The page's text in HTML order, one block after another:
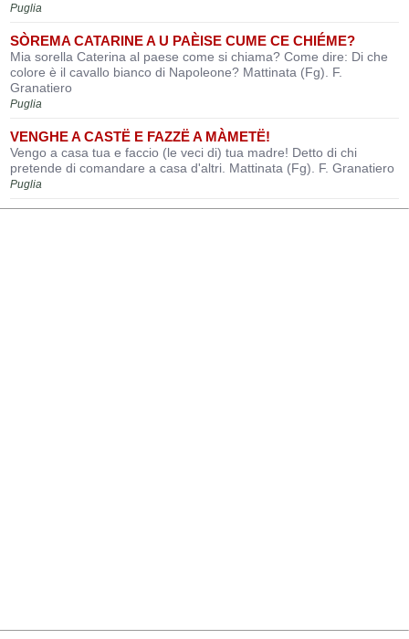
Puglia
SÒREMA CATARINE A U PAÈISE CUME CE CHIÉME?
Mia sorella Caterina al paese come si chiama? Come dire: Di che
colore è il cavallo bianco di Napoleone? Mattinata (Fg). F.
Granatiero
Puglia
VENGHE A CASTË E FAZZË A MÀMETË!
Vengo a casa tua e faccio (le veci di) tua madre! Detto di chi
pretende di comandare a casa d'altri. Mattinata (Fg). F. Granatiero
Puglia